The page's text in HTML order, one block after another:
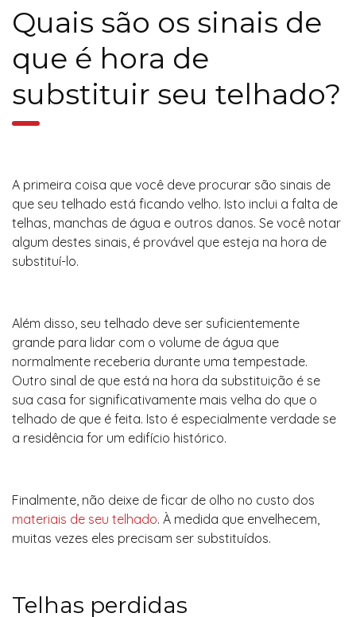
Quais são os sinais de
que é hora de
substituir seu telhado?
A primeira coisa que você deve procurar são sinais de
que seu telhado está ficando velho. Isto inclui a falta de
telhas, manchas de água e outros danos. Se você notar
algum destes sinais, é provável que esteja na hora de
substituí-lo.
Além disso, seu telhado deve ser suficientemente
grande para lidar com o volume de água que
normalmente receberia durante uma tempestade.
Outro sinal de que está na hora da substituição é se
sua casa for significativamente mais velha do que o
telhado de que é feita. Isto é especialmente verdade se
a residência for um edifício histórico.
Finalmente, não deixe de ficar de olho no custo dos
materiais de seu telhado. À medida que envelhecem,
muitas vezes eles precisam ser substituídos.
Telhas perdidas